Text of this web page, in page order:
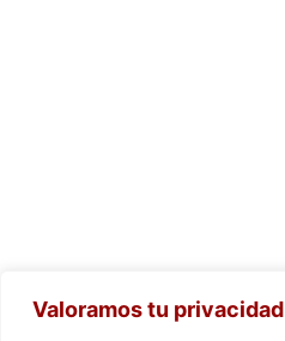
Valoramos tu privacidad